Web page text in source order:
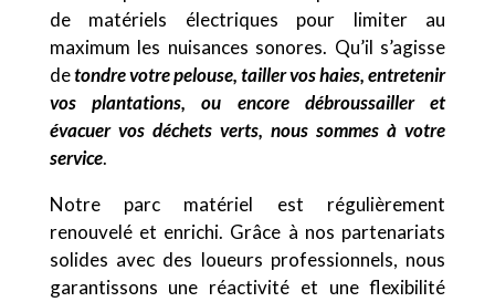
de matériels électriques pour limiter au
maximum les nuisances sonores. Qu’il s’agisse
detondre votre pelouse, tailler vos haies, entretenir
vos plantations, ou encore débroussailler et
évacuer vos déchets verts, nous sommes à votre
service.
Notre parc matériel est régulièrement
renouvelé et enrichi. Grâce à nos partenariats
solides avec des loueurs professionnels, nous
garantissons une réactivité et une flexibilité